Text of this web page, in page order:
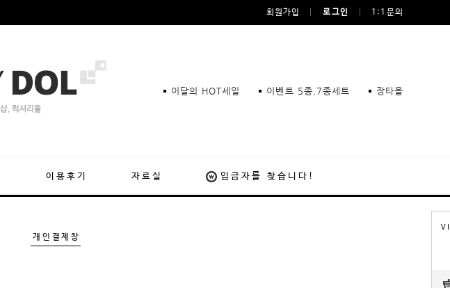
회원가입 로그인 1:1문의
이달의 HOT세일 이벤트 5종,7종세트 장타올
이용후기 자료실 입금자를 찾습니다!
개인결제창